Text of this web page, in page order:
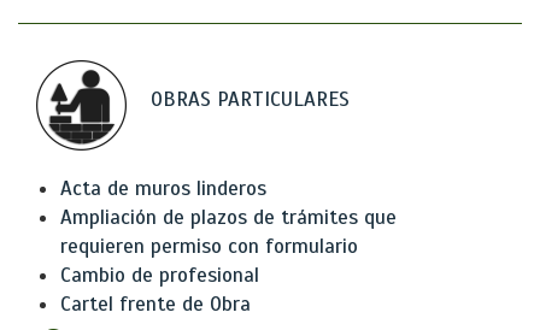
OBRAS PARTICULARES
Acta de muros linderos
Ampliación de plazos de trámites que
requieren permiso con formulario
Cambio de profesional
Cartel frente de Obra